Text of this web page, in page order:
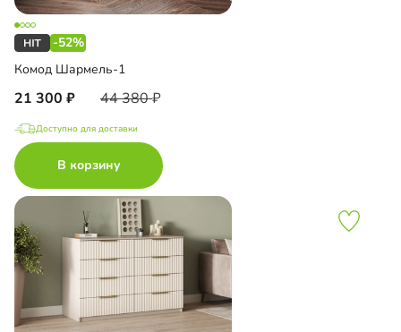
-52%
Комод Шармель-1
21 300 44 380
Доступно для доставки
В корзину